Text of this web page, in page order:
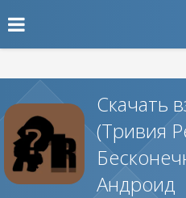
Скачать
(Тривия
Андроид